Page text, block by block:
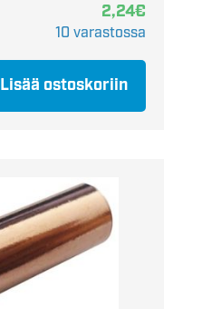
2,24€
10 varastossa
Lisää ostoskoriin